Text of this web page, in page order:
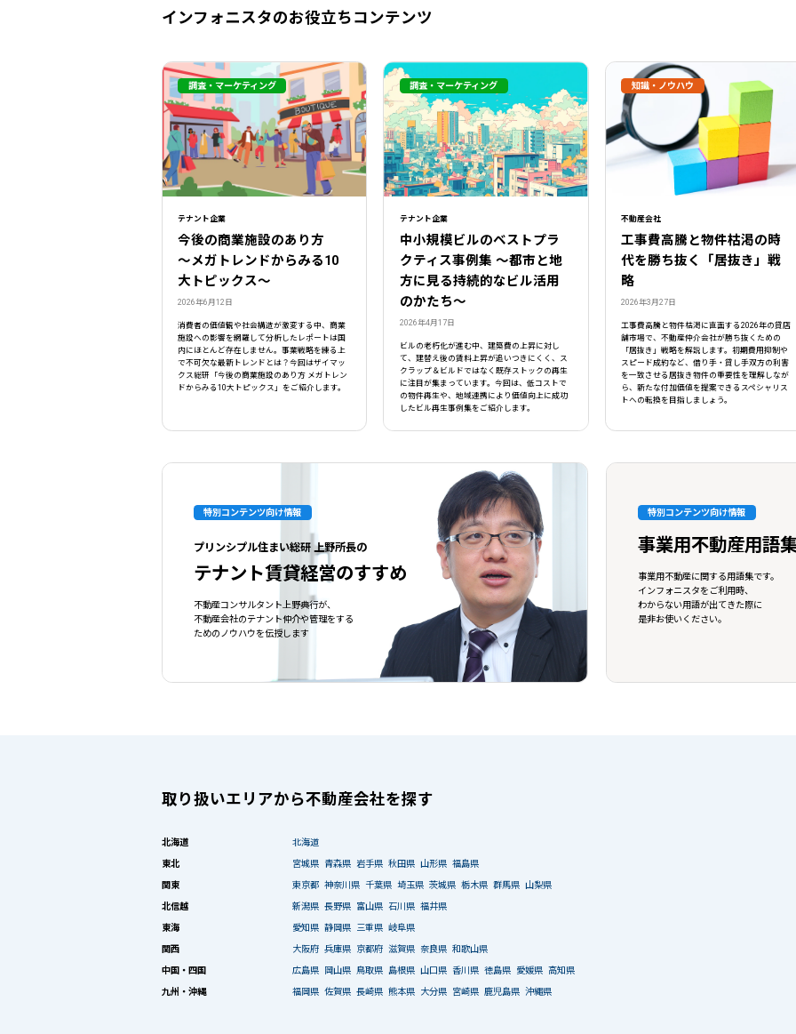
インフォニスタのお役立ちコンテンツ
テナント企業
今後の商業施設のあり方
〜メガトレンドからみる10
大トピックス〜
2026年6月12日
消費者の価値観や社会構造が激変する中、商業
施設への影響を網羅して分析したレポートは国
内にほとんど存在しません。事業戦略を練る上
で不可欠な最新トレンドとは？今回はザイマッ
クス総研「今後の商業施設のあり方 メガトレン
ドからみる10大トピックス」をご紹介します。
調査・マーケティング
テナント企業
中小規模ビルのベストプラ
クティス事例集 ～都市と地
方に見る持続的なビル活用
のかたち～
2026年4月17日
ビルの老朽化が進む中、建築費の上昇に対し
て、建替え後の賃料上昇が追いつきにくく、ス
クラップ＆ビルドではなく既存ストックの再生
に注目が集まっています。今回は、低コストで
の物件再生や、地域連携により価値向上に成功
したビル再生事例集をご紹介します。
調査・マーケティング
不動産会社
工事費高騰と物件枯渇の時
代を勝ち抜く「居抜き」戦
略
2026年3月27日
工事費高騰と物件枯渇に直面する2026年の貸店
舗市場で、不動産仲介会社が勝ち抜くための
「居抜き」戦略を解説します。初期費用抑制や
スピード成約など、借り手・貸し手双方の利害
を一致させる居抜き物件の重要性を理解しなが
ら、新たな付加価値を提案できるスペシャリス
トへの転換を目指しましょう。
知識・ノウハウ
特別コンテンツ向け情報
プリンシプル住まい総研 上野所長の
テナント賃貸経営のすすめ
不動産コンサルタント上野典行が、
不動産会社のテナント仲介や管理をする
ためのノウハウを伝授します
特別コンテンツ向け情報
事業用不動産用語
事業用不動産に関する用語集です。
インフォニスタをご利用時、
わからない用語が出てきた際に
是非お使いください。
取り扱いエリアから不動産会社を探す
北海道 北海道
東北 宮城県 青森県 岩手県 秋田県 山形県 福島県
関東 東京都 神奈川県 千葉県 埼玉県 茨城県 栃木県 群馬県 山梨県
北信越 新潟県 長野県 富山県 石川県 福井県
東海 愛知県 静岡県 三重県 岐阜県
関西 大阪府 兵庫県 京都府 滋賀県 奈良県 和歌山県
中国・四国 広島県 岡山県 鳥取県 島根県 山口県 香川県 徳島県 愛媛県 高知県
九州・沖縄 福岡県 佐賀県 長崎県 熊本県 大分県 宮崎県 鹿児島県 沖縄県